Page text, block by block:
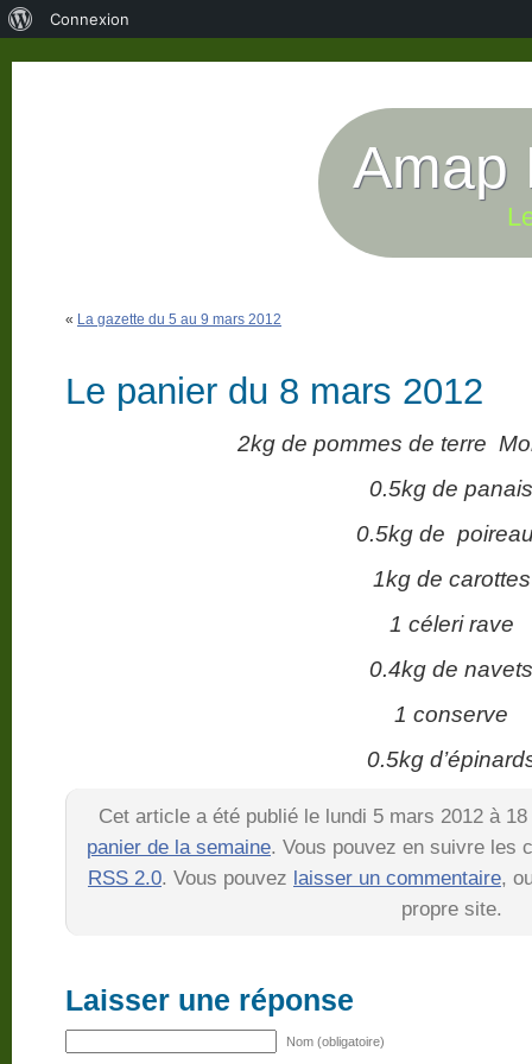
Amap
« La gazette du 5 au 9 mars 2012
Le panier du 8 mars 2012
2kg de pommes de terre
0.5kg de panais
0.5kg de
1kg de carottes
1 céleri rave
0.4kg de navets
1 conserve
0.5kg
Cet article a été publié le lundi 5 mars 2012 à
panier de la semaine. Vous pouvez en suivre les
RSS 2.0. Vous pouvez laisser un commentaire,
propre site.
Laisser une réponse
Nom (obligatoire)
Connexion